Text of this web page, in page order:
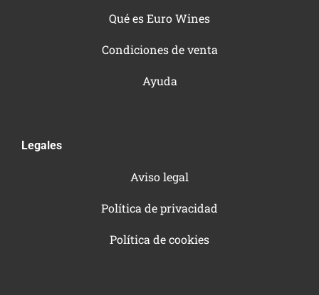
Qué es Euro Wines
Condiciones de venta
Ayuda
Legales
Aviso legal
Política de privacidad
Política de cookies